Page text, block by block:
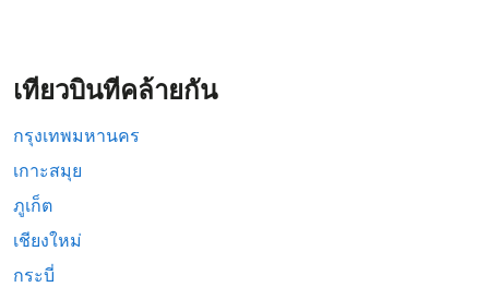
เที่ยวบินที่คล้ายกัน
กรุงเทพมหานคร
เกาะสมุย
ภูเก็ต
เชียงใหม่
กระบี่